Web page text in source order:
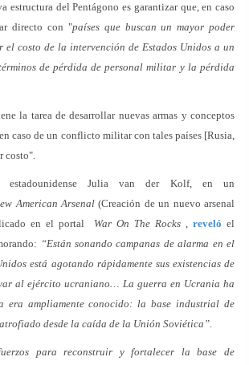
estructura del Pentágono es garantizar que, en caso
directo con "países que buscan un mayor poder
el costo de la intervención de Estados Unidos a un
de pérdida de personal militar y la pérdida
la tarea de desarrollar nuevas armas y conceptos
caso de un conflicto militar con tales países [Rusia,
costo".
estadounidense Julia van der Kolf, en un
American Arsenal (Creación de un nuevo arsenal
en el portal War On The Rocks , reveló el
“Están sonando campanas de alarma en el
está agotando rápidamente sus existencias de
al ejército ucraniano… La guerra en Ucrania ha
era ampliamente conocido: la base industrial de
desde la caída de la Unión Soviética”.
para reconstruir y fortalecer la base de